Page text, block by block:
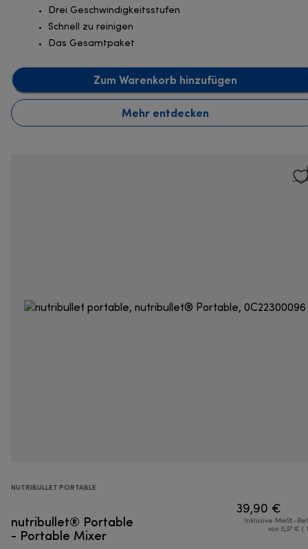
Drei Geschwindigkeitsstufen
Schnell zu reinigen
Das Gesamtpaket
Zum Warenkorb hinzufügen
Mehr entdecken
NUTRIBULLET PORTABLE
nutribullet® Portable
- Portable Mixer
39,90 €
Inklusive MwSt.-
von 6,37 € (